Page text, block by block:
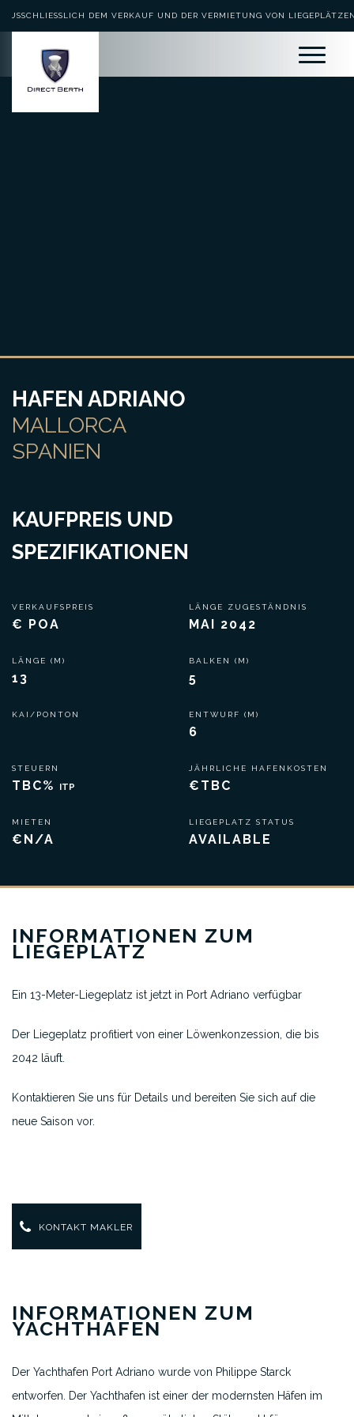
AUSSCHLIESSLICH DEM VERKAUF UND DER VERMIETUNG VON LIEGEPLÄTZEN
HAFEN ADRIANO
MALLORCA
SPANIEN
KAUFPREIS UND
SPEZIFIKATIONEN
VERKAUFSPREIS
€ POA
LÄNGE (M)
13
KAI/PONTON
STEUERN
TBC% ITP
MIETEN
€N/A
LÄNGE ZUGESTÄNDNIS
MAI 2042
BALKEN (M)
5
ENTWURF (M)
6
JÄHRLICHE HAFENKOSTEN
€TBC
LIEGEPLATZ STATUS
AVAILABLE
INFORMATIONEN ZUM
LIEGEPLATZ
Ein 13-Meter-Liegeplatz ist jetzt in Port Adriano verfügbar
Der Liegeplatz profitiert von einer Löwenkonzession, die bis
2042 läuft.
Kontaktieren Sie uns für Details und bereiten Sie sich auf die
neue Saison vor.
KONTAKT MAKLER
INFORMATIONEN ZUM
YACHTHAFEN
Der Yachthafen Port Adriano wurde von Philippe Starck
entworfen. Der Yachthafen ist einer der modernsten Häfen im